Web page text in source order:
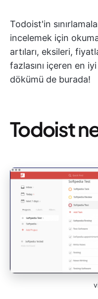
Todoist'in
incelemek için
artıları, eksileri,
fazlasını içeren en
dökümü de burada!
Todoist